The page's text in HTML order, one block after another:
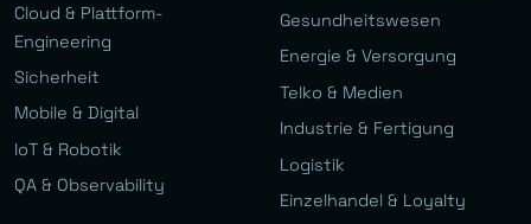
Cloud & Plattform-
Engineering
Sicherheit
Mobile & Digital
IoT & Robotik
QA & Observability
Gesundheitswesen
Energie & Versorgung
Telko & Medien
Industrie & Fertigung
Logistik
Einzelhandel & Loyalty